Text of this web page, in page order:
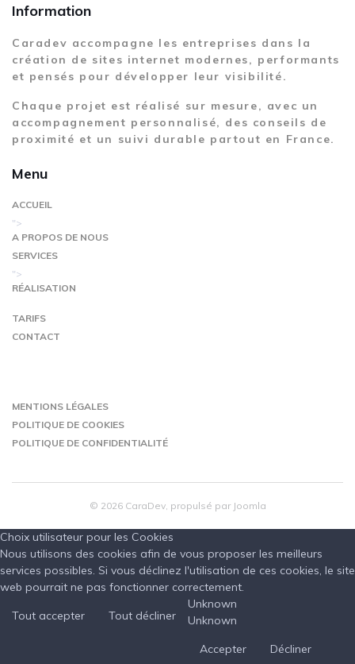
Information
Caradev accompagne les entreprises dans la
création de sites internet modernes, performants
et pensés pour développer leur visibilité.
Chaque projet est réalisé sur mesure, avec un
accompagnement personnalisé, des conseils de
proximité et un suivi durable partout en France.
Menu
ACCUEIL
">
A PROPOS DE NOUS
SERVICES
">
RÉALISATION
TARIFS
CONTACT
MENTIONS LÉGALES
POLITIQUE DE COOKIES
POLITIQUE DE CONFIDENTIALITÉ
© 2026 CaraDev, propulsé par Joomla
Choix utilisateur pour les Cookies
Nous utilisons des cookies afin de vous proposer les meilleurs
services possibles. Si vous déclinez l'utilisation de ces cookies, le site
web pourrait ne pas fonctionner correctement.
Tout accepter
Tout décliner
Unknown
Unknown
Accepter
Décliner